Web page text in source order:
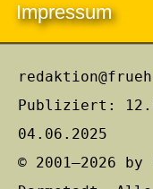
Impressum
Publiziert:
04.06.2025
© 2001–2026 by